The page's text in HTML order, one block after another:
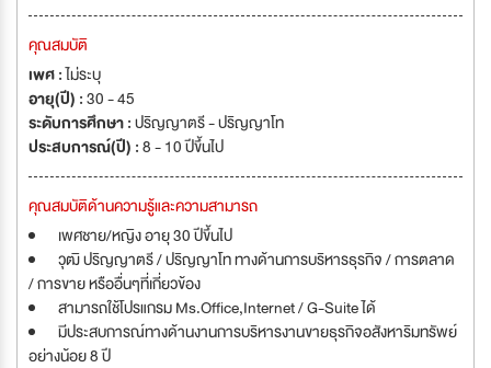
คุณสมบัติ
เพศ :ไม่ระบุ
อายุ(ปี) :30 - 45
ระดับการศึกษา :ปริญญาตรี - ปริญญาโท
ประสบการณ์(ปี) :8 - 10 ปีขึ้นไป
คุณสมบัติด้านความรู้และความสามารถ
เพศชาย/หญิง อายุ 30 ปีขึ้นไป
วุฒิ ปริญญาตรี / ปริญญาโท ทางด้านการบริหารธุรกิจ / การตลาด
/ การขาย หรืออื่นๆที่เกี่ยวข้อง
สามารถใช้โปรแกรม Ms.Office,Internet / G-Suite ได้
มีประสบการณ์ทางด้านงานการบริหารงานขายธุรกิจอสังหาริมทรัพย์
อย่างน้อย 8 ปี